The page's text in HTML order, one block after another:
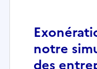
notre
des